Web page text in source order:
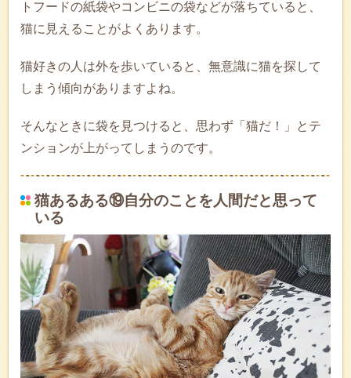
トフードの紙袋やコンビニの袋などが落ちていると、
猫に見えることがよくあります。
猫好きの人は外を歩いていると、無意識に猫を探して
しまう傾向がありますよね。
そんなときに袋を見つけると、思わず「猫だ！」とテ
ンションが上がってしまうのです。
猫あるある⑲自分のことを人間だと思って
いる